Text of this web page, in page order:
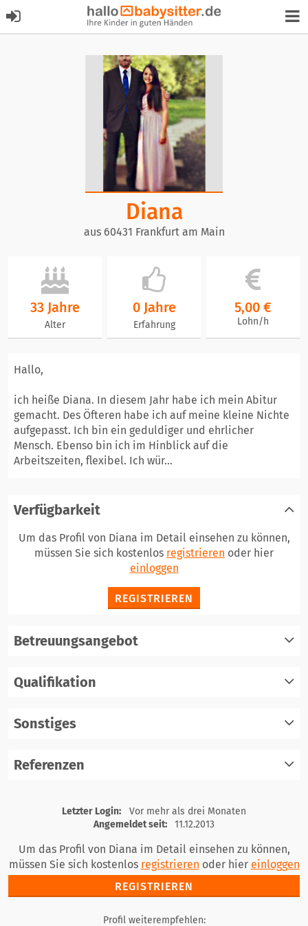
Diana
aus 60431 Frankfurt am Main
33 Jahre
Alter
0 Jahre
Erfahrung
5,00 €
Lohn/h
Hallo,
ich heiße Diana. In diesem Jahr habe ich mein Abitur
gemacht. Des Öfteren habe ich auf meine kleine Nichte
aufgepasst. Ich bin ein geduldiger und ehrlicher
Mensch. Ebenso bin ich im Hinblick auf die
Arbeitszeiten, flexibel. Ich wür...
Verfügbarkeit
Um das Profil von Diana im Detail einsehen zu können,
müssen Sie sich kostenlos registrieren oder hier
einloggen
REGISTRIEREN
Betreuungsangebot
Qualifikation
Sonstiges
Referenzen
registrieren
einloggen
Letzter Login:
Vor mehr als drei Monaten
Angemeldet seit:
11.12.2013
Um das Profil von Diana im Detail einsehen zu können,
müssen Sie sich kostenlos registrieren oder hier einloggen
REGISTRIEREN
Profil weiterempfehlen: